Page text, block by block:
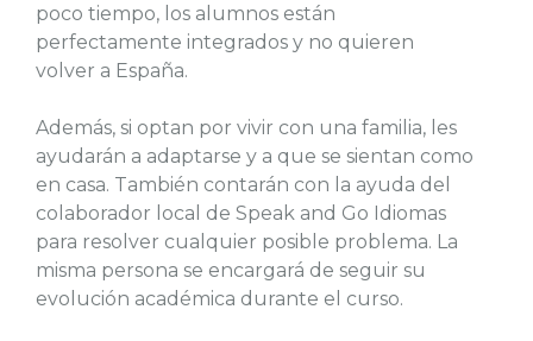
poco tiempo, los alumnos están
perfectamente integrados y no quieren
volver a España.
Además, si optan por vivir con una familia, les
ayudarán a adaptarse y a que se sientan como
en casa. También contarán con la ayuda del
colaborador local de Speak and Go Idiomas
para resolver cualquier posible problema. La
misma persona se encargará de seguir su
evolución académica durante el curso.